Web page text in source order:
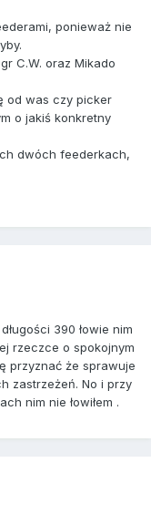
ponieważ nie
C.W. oraz Mikado
od was czy picker
o jakiś konkretny
dwóch feederkach,
390 łowie nim
rzeczce o spokojnym
przyznać że sprawuje
zastrzeżeń. No i przy
nim nie łowiłem .